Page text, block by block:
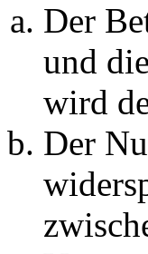
Der
und
wird
Der